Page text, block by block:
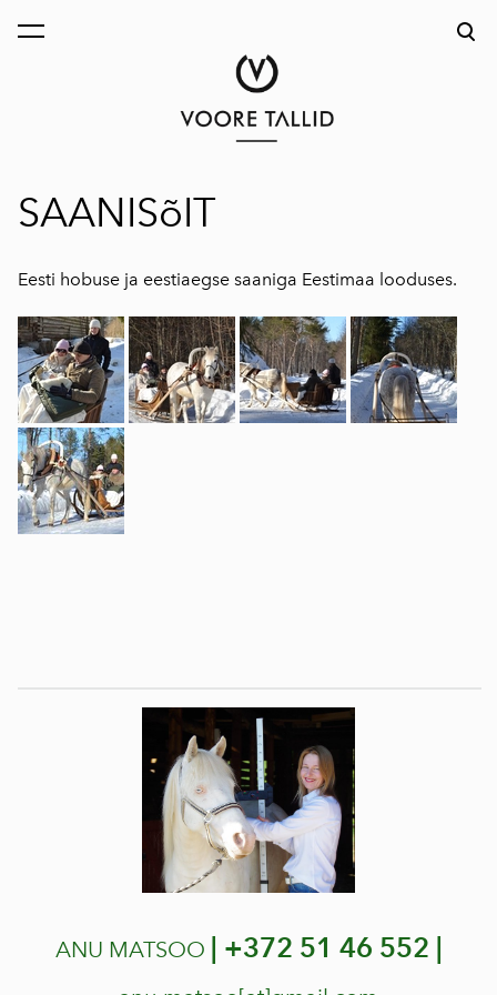
lisati ostukorvi.
SAANISõIT
Eesti hobuse ja eestiaegse saaniga Eestimaa looduses.
ANU MATSOO | +372 51 46 552 |